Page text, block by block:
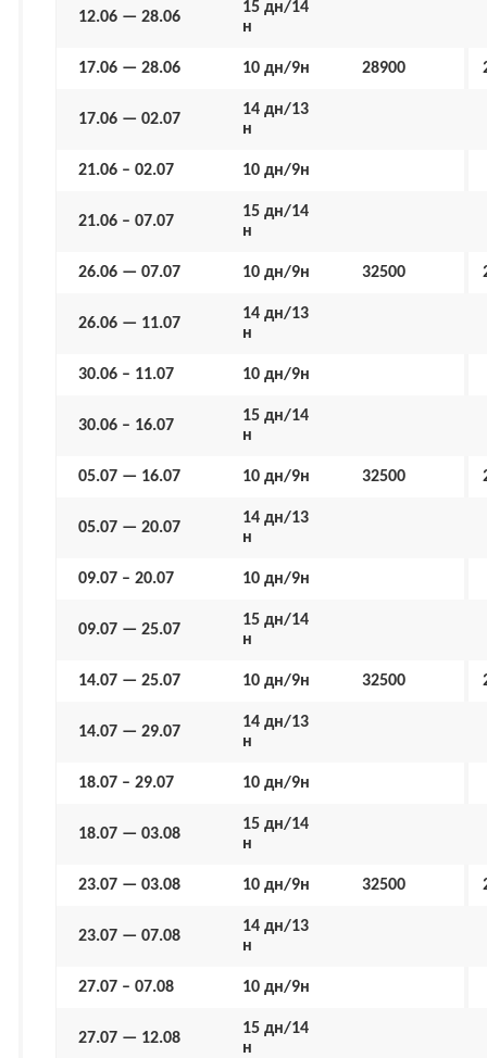
12.06 — 28.06
15 дн/14
н
17.06 — 28.06 10 дн/9н 28900
17.06 — 02.07
14 дн/13
н
21.06 – 02.07 10 дн/9н
21.06 – 07.07
15 дн/14
н
26.06 — 07.07 10 дн/9н 32500
26.06 — 11.07
14 дн/13
н
30.06 – 11.07 10 дн/9н
30.06 – 16.07
15 дн/14
н
05.07 — 16.07 10 дн/9н 32500
05.07 — 20.07
14 дн/13
н
09.07 – 20.07 10 дн/9н
09.07 — 25.07
15 дн/14
н
14.07 — 25.07 10 дн/9н 32500
14.07 — 29.07
14 дн/13
н
18.07 – 29.07 10 дн/9н
18.07 — 03.08
15 дн/14
н
23.07 — 03.08 10 дн/9н 32500
23.07 — 07.08
14 дн/13
н
27.07 – 07.08 10 дн/9н
27.07 — 12.08
15 дн/14
н